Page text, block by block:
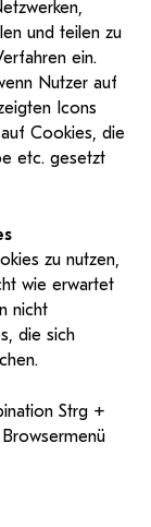
und teilen zu
ein.
Nutzer auf
Icons
Cookies, die
etc. gesetzt
zu nutzen,
wie erwartet
nicht
die sich
Strg +